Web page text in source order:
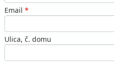
Email *
Ulica, č. domu